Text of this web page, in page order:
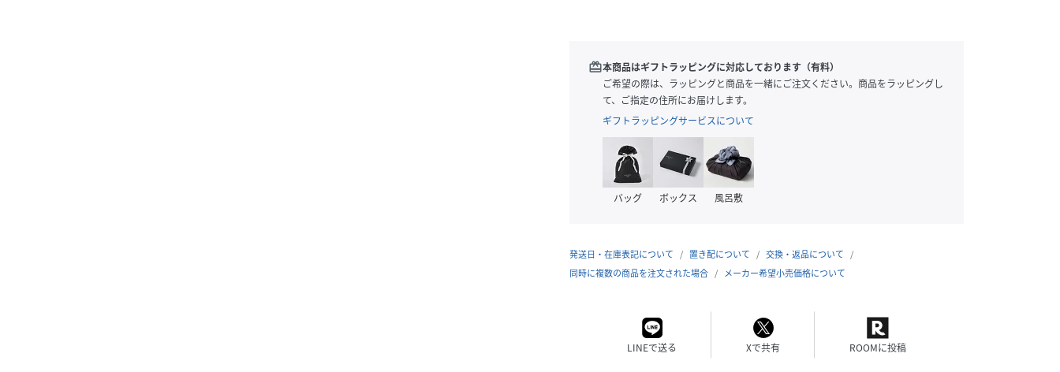
redeem本商品はギフトラッピングに対応しております（有料）
ご希望の際は、ラッピングと商品を一緒にご注文ください。商品をラッピングし
て、ご指定の住所にお届けします。
ギフトラッピングサービスについて
バッグ ボックス 風呂敷
発送日・在庫表記について 置き配について
交換・返品について
同時に複数の商品を注文された場合
メーカー希望小売価格について
LINEで送る Xで共有 ROOMに投稿